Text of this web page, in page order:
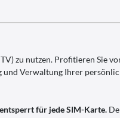
zu nutzen. Profitieren Sie
Verwaltung Ihrer
für jede SIM-Karte.